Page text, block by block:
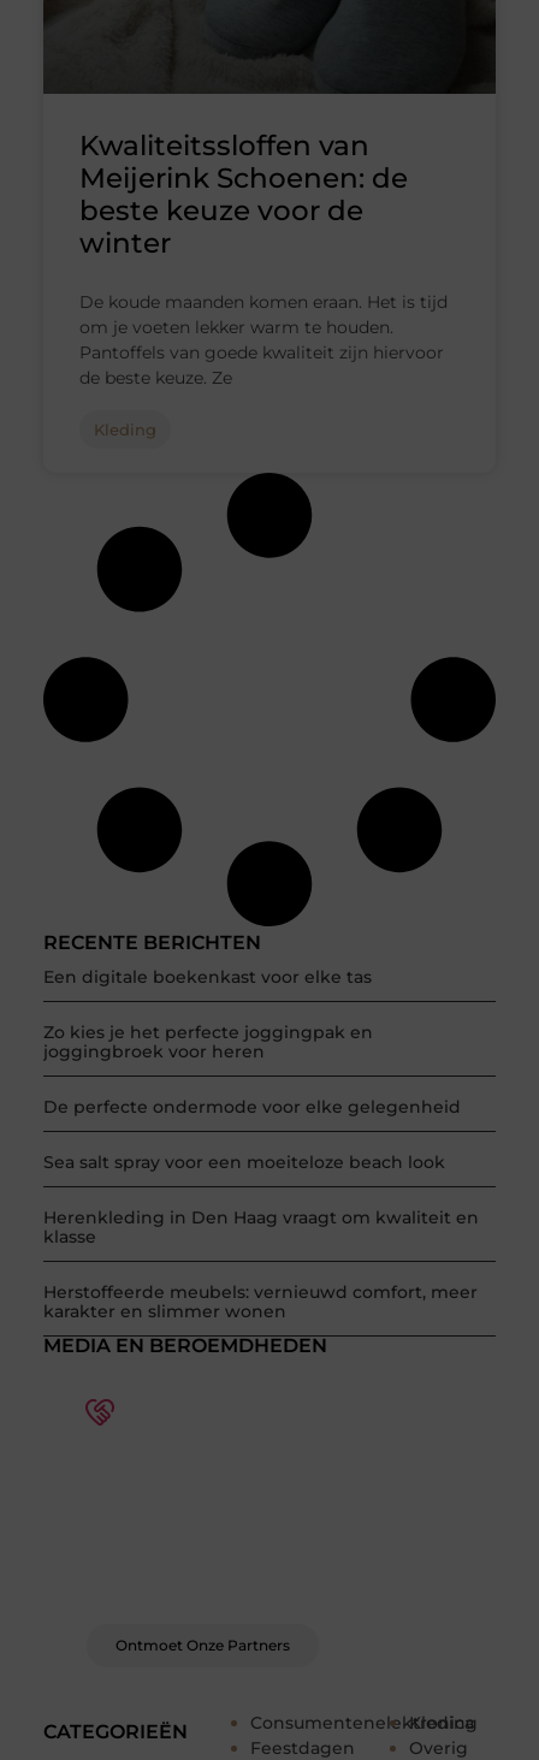
RECENTE BERICHTEN
Een digitale boekenkast voor elke tas
Zo kies je het perfecte joggingpak en
joggingbroek voor heren
De perfecte ondermode voor elke gelegenheid
Sea salt spray voor een moeiteloze beach look
Herenkleding in Den Haag vraagt om kwaliteit en
klasse
Herstoffeerde meubels: vernieuwd comfort, meer
karakter en slimmer wonen
CATEGORIEËN
Consumentenelektronica
Feestdagen
Kleding
Overig
MEDIA EN BEROEMDHEDEN
Ontmoet Onze Partners
Kwaliteitssloffen van
Meijerink Schoenen: de
beste keuze voor de
winter
De koude maanden komen eraan. Het is tijd
om je voeten lekker warm te houden.
Pantoffels van goede kwaliteit zijn hiervoor
de beste keuze. Ze
Kleding